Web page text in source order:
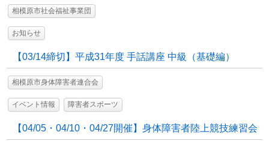
相模原市社会福祉事業団
お知らせ
【03/14締切】平成31年度 手話講座 中級（基礎編）
相模原市身体障害者連合会
イベント情報 障害者スポーツ
【04/05・04/10・04/27開催】身体障害者陸上競技練習会